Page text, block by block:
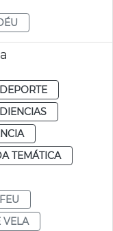
TEMÁTICA
VELA